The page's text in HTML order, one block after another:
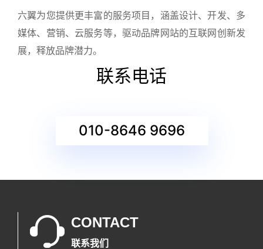
六翼为您提供更丰富的服务项目，涵盖设计、开发、多
媒体、营销、云服务等，驱动品牌网站的互联网创新发
展，释放品牌潜力。
联系电话
010-8646 9696
CONTACT
联系我们